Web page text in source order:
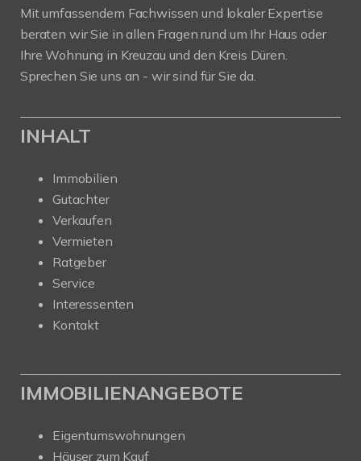
Mit umfassendem Fachwissen und lokaler Expertise
beraten wir Sie in allen Fragen rund um Ihr Haus oder
Ihre Wohnung in Kreuzau und den Kreis Düren.
Sprechen Sie uns an - wir sind für Sie da.
INHALT
Immobilien
Gutachter
Verkaufen
Vermieten
Ratgeber
Service
Interessenten
Kontakt
IMMOBILIENANGEBOTE
Eigentumswohnungen
Häuser zum Kauf